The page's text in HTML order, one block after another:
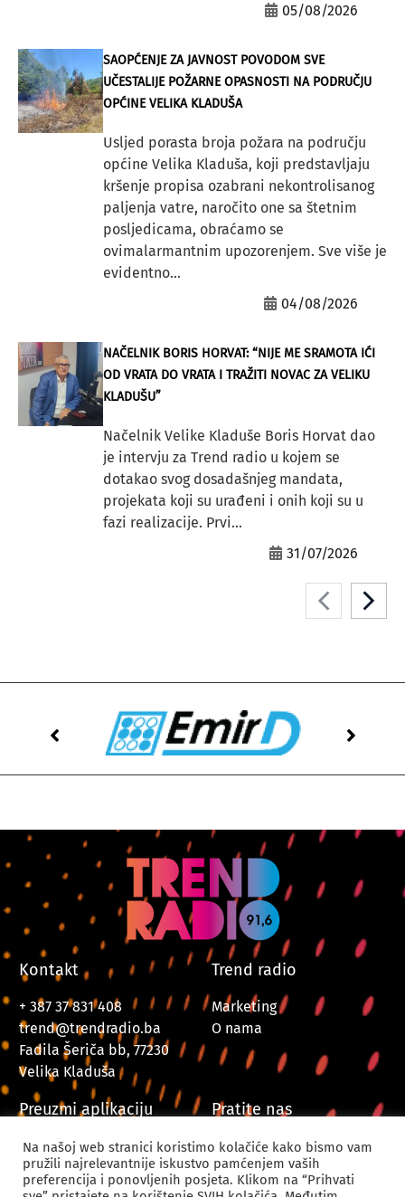
05/08/2026
SAOPĆENJE ZA JAVNOST POVODOM SVE
UČESTALIJE POŽARNE OPASNOSTI NA PODRUČJU
OPĆINE VELIKA KLADUŠA
Usljed porasta broja požara na području
općine Velika Kladuša, koji predstavljaju
kršenje propisa ozabrani nekontrolisanog
paljenja vatre, naročito one sa štetnim
posljedicama, obraćamo se
ovimalarmantnim upozorenjem. Sve više je
evidentno...
04/08/2026
NAČELNIK BORIS HORVAT: “NIJE ME SRAMOTA IĆI
OD VRATA DO VRATA I TRAŽITI NOVAC ZA VELIKU
KLADUŠU”
Načelnik Velike Kladuše Boris Horvat dao
je intervju za Trend radio u kojem se
dotakao svog dosadašnjeg mandata,
projekata koji su urađeni i onih koji su u
fazi realizacije. Prvi...
31/07/2026
Kontakt
+ 387 37 831 408
trend@trendradio.ba
Fadila Šeriča bb, 77230
Velika Kladuša
Trend radio
Marketing
O nama
Preuzmi aplikaciju Pratite nas
Na našoj web stranici koristimo kolačiće kako bismo vam
pružili najrelevantnije iskustvo pamćenjem vaših
preferencija i ponovljenih posjeta. Klikom na “Prihvati